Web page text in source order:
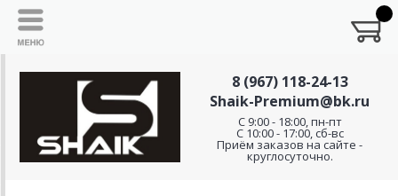
8 (967) 118-24-13
Shaik-Premium@bk.ru
C 9:00 - 18:00, пн-пт
С 10:00 - 17:00, сб-вс
Приём заказов на сайте -
круглосуточно.